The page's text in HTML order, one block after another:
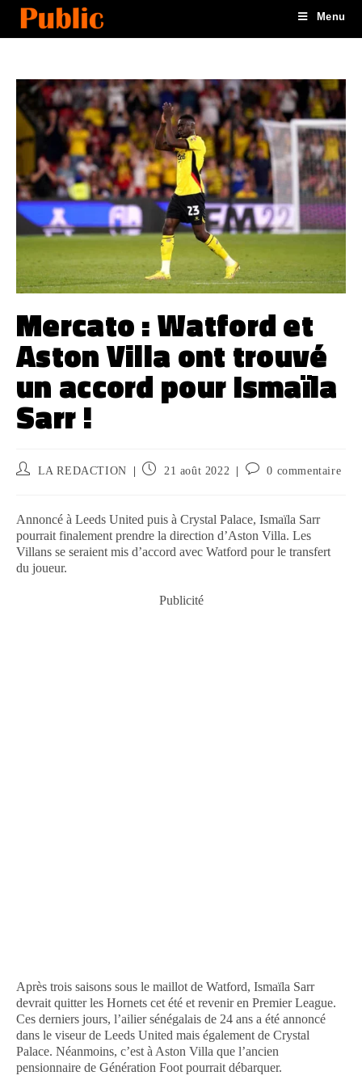
Menu
Mercato : Watford et
Aston Villa ont trouvé
un accord pour Ismaïla
Sarr !
LA REDACTION 21 août 2022 0 commentaire
Annoncé à Leeds United puis à Crystal Palace, Ismaïla Sarr
pourrait finalement prendre la direction d’Aston Villa. Les
Villans se seraient mis d’accord avec Watford pour le transfert
du joueur.
Publicité
Après trois saisons sous le maillot de Watford, Ismaïla Sarr
devrait quitter les Hornets cet été et revenir en Premier League.
Ces derniers jours, l’ailier sénégalais de 24 ans a été annoncé
dans le viseur de Leeds United mais également de Crystal
Palace. Néanmoins, c’est à Aston Villa que l’ancien
pensionnaire de Génération Foot pourrait débarquer.